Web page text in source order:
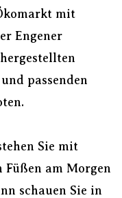
mit
Engener
passenden
Sie mit
Füßen am Morgen
schauen Sie in